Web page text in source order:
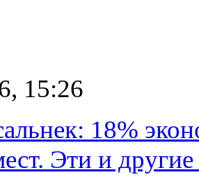
15:26
18%
Эти и